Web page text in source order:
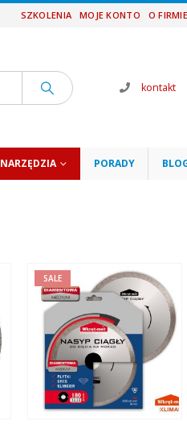
SZKOLENIA MOJE KONTO O FIRMIE
kontakt
NARZĘDZIA PORADY
SALE